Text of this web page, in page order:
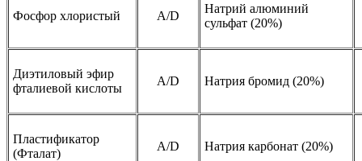
Фосфор хлористый A/D
Натрий алюминий
сульфат (20%)
Диэтиловый эфир
фталиевой кислоты
A/D Натрия бромид (20%)
Пластификатор
(Фталат)
A/D Натрия карбонат (20%)